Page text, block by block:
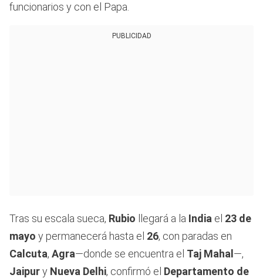
funcionarios y con el Papa.
PUBLICIDAD
Tras su escala sueca, Rubio llegará a la India el 23 de
mayo y permanecerá hasta el 26, con paradas en
Calcuta, Agra—donde se encuentra el Taj Mahal —,
Jaipury Nueva Delhi, confirmó el Departamento de